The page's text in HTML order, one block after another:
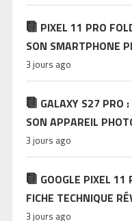
PIXEL 11 PRO
SON SMARTPHONE
3 jours ago
GALAXY S27 PRO
SON APPAREIL
3 jours ago
GOOGLE PIXEL 11
FICHE TECHNIQUE
3 jours ago